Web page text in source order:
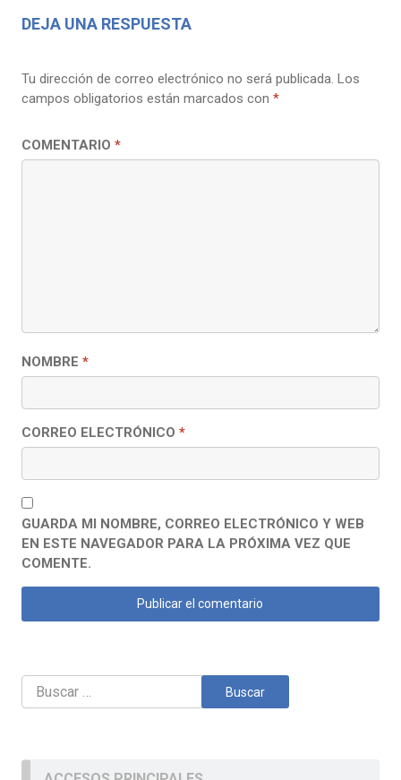
DEJA UNA RESPUESTA
Tu dirección de correo electrónico no será publicada. Los
campos obligatorios están marcados con *
COMENTARIO *
NOMBRE *
CORREO ELECTRÓNICO *
GUARDA MI NOMBRE, CORREO ELECTRÓNICO Y WEB
EN ESTE NAVEGADOR PARA LA PRÓXIMA VEZ QUE
COMENTE.
Buscar: